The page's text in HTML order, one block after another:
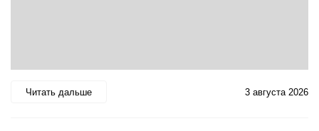
Читать дальше 3 августа 2026